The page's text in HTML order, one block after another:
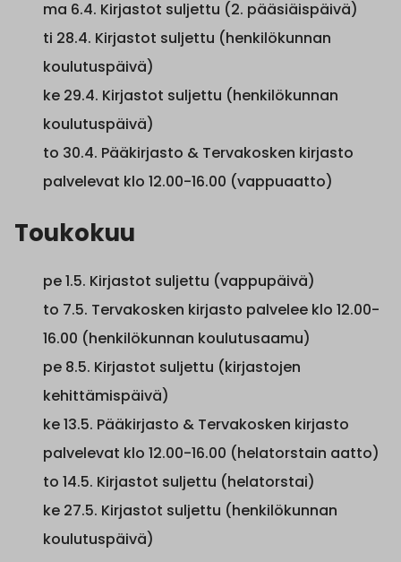
ma 6.4. Kirjastot suljettu (2. pääsiäispäivä)
ti 28.4. Kirjastot suljettu (henkilökunnan
koulutuspäivä)
ke 29.4. Kirjastot suljettu (henkilökunnan
koulutuspäivä)
to 30.4. Pääkirjasto & Tervakosken kirjasto
palvelevat klo 12.00-16.00 (vappuaatto)
Toukokuu
pe 1.5. Kirjastot suljettu (vappupäivä)
to 7.5. Tervakosken kirjasto palvelee klo 12.00-
16.00 (henkilökunnan koulutusaamu)
pe 8.5. Kirjastot suljettu (kirjastojen
kehittämispäivä)
ke 13.5. Pääkirjasto & Tervakosken kirjasto
palvelevat klo 12.00-16.00 (helatorstain aatto)
to 14.5. Kirjastot suljettu (helatorstai)
ke 27.5. Kirjastot suljettu (henkilökunnan
koulutuspäivä)